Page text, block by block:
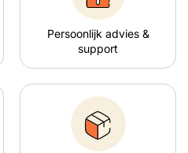
Persoonlijk advies &
support